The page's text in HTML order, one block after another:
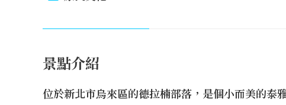
景點介紹
位於新北市烏來區的德拉楠部落，是個小而美的泰